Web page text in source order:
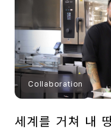
Collaboration
세계를 거쳐 내